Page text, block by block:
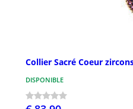
Collier Sacré Coeur
DISPONIBLE